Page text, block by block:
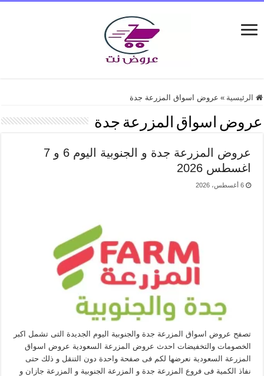
الرئيسية » عروض اسواق المزرعة جدة
عروض اسواق المزرعة جدة
عروض المزرعة جدة و الجنوبية اليوم 6 و 7
اغسطس 2026
6 أغسطس، 2026
تصفح عروض اسواق المزرعة جدة والجنوبية اليوم الجديدة التى تشمل اكبر
الخصومات والتخفيضات احدث عروض المزرعة السعودية عروض اسواق
المزرعة السعودية نعرضها لكم فى صفحة واحدة دون التنقل و ذلك حتى
نفاذ الكمية فى فروع المزرعة جدة و المزرعة الجنوبية و المزرعة جازان و